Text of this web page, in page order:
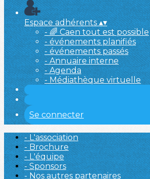
Espace adhérents▴▾
- 🌈 Caen tout est possible
- événements planifiés
- événements passés
- Annuaire interne
- Agenda
- Médiathèque virtuelle
Se connecter
- L'association
- Brochure
- L'équipe
- Sponsors
- Nos autres partenaires